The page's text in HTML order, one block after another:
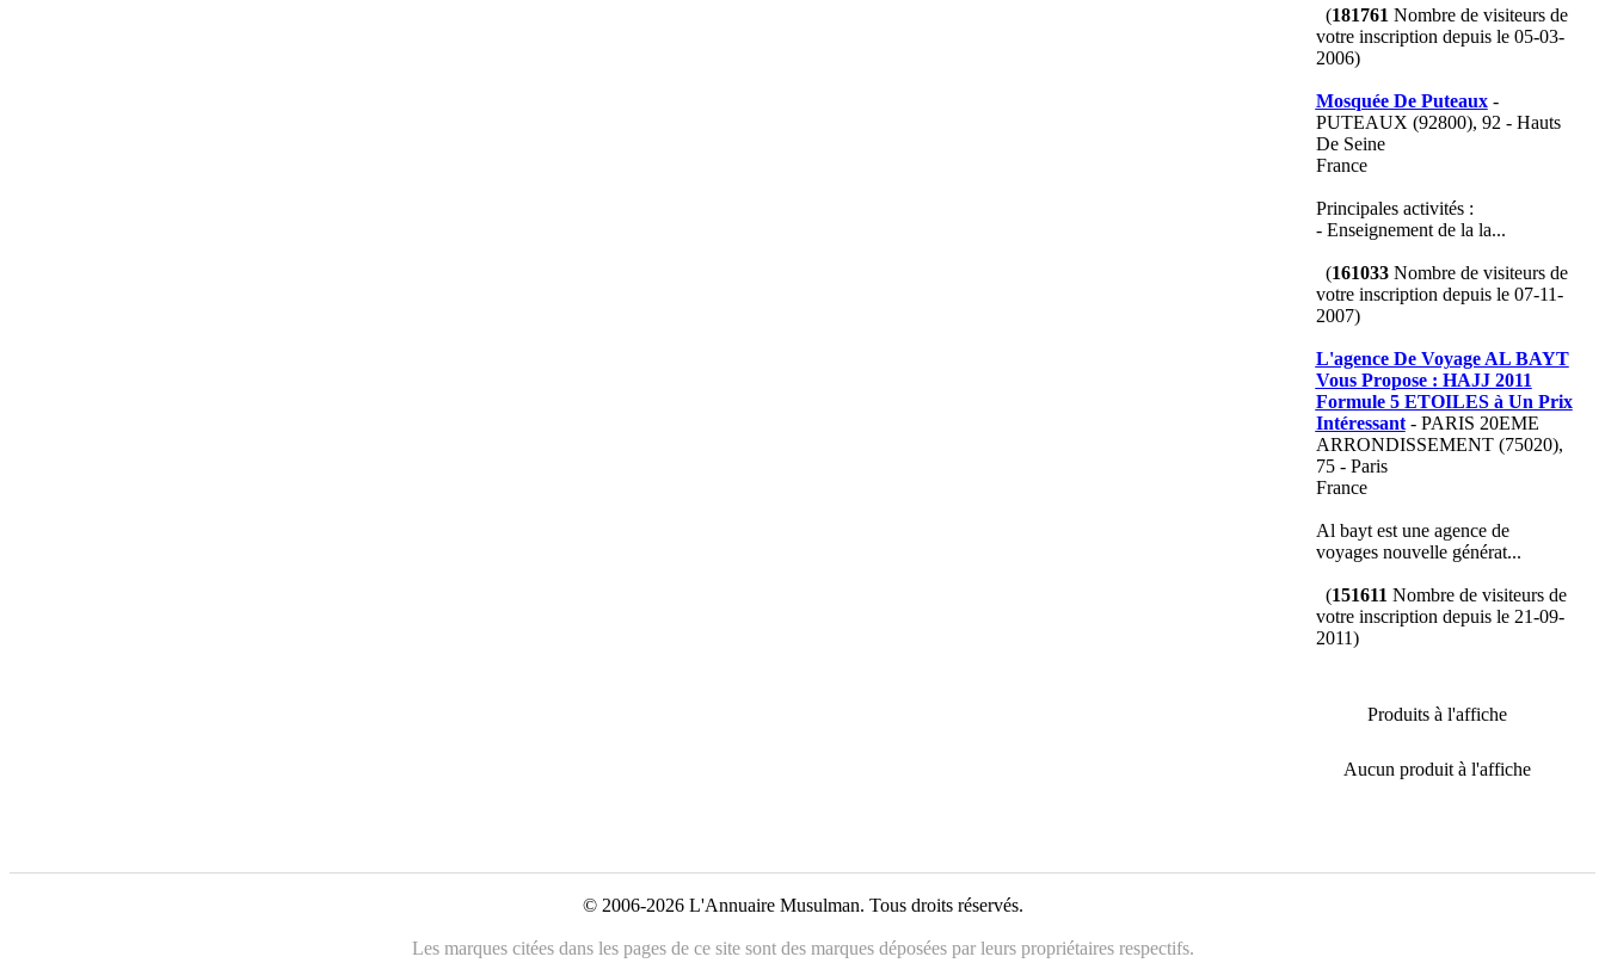
(181761 Nombre de visiteurs de
votre inscription depuis le 05-03-
2006)
Mosquée De Puteaux-
PUTEAUX (92800), 92 - Hauts
De Seine
France
Principales activités :
- Enseignement de la la...
(161033Nombre de visiteurs de
votre inscription depuis le 07-11-
2007)
L'agence De Voyage AL BAYT
Vous Propose : HAJJ 2011
Formule 5 ETOILES à Un Prix
Intéressant- PARIS 20EME
ARRONDISSEMENT (75020),
75 - Paris
France
Al bayt est une agence de
voyages nouvelle générat...
(151611 Nombre de visiteurs de
votre inscription depuis le 21-09-
2011)
Produits à l'affiche
Aucun produit à l'affiche
© 2006-2026 L'Annuaire Musulman. Tous droits réservés.
Les marques citées dans les pages de ce site sont des marques déposées par leurs propriétaires respectifs.